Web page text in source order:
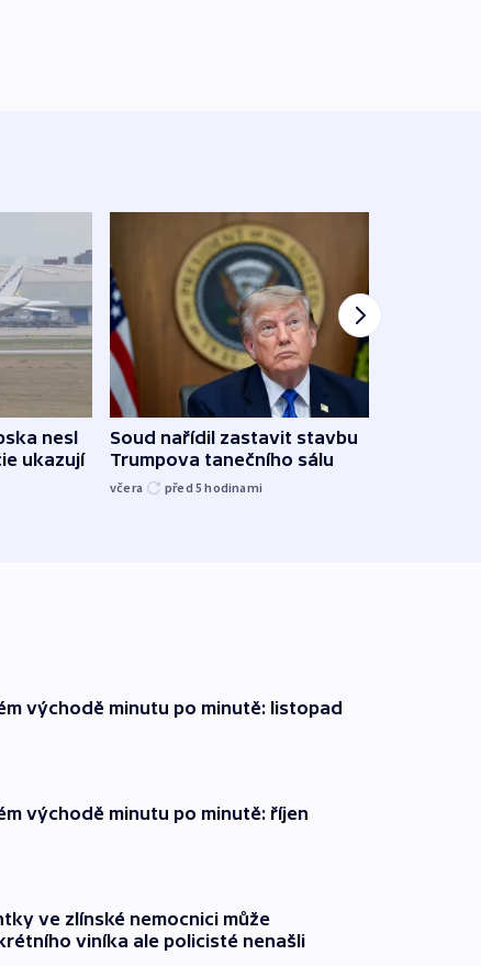
nesl
ukazují
Soud nařídil zastavit stavbu
Trumpova tanečního sálu
včera před 5hodinami
východě minutu po minutě: listopad
východě minutu po minutě: říjen
ve zlínské nemocnici může
viníka ale policisté nenašli